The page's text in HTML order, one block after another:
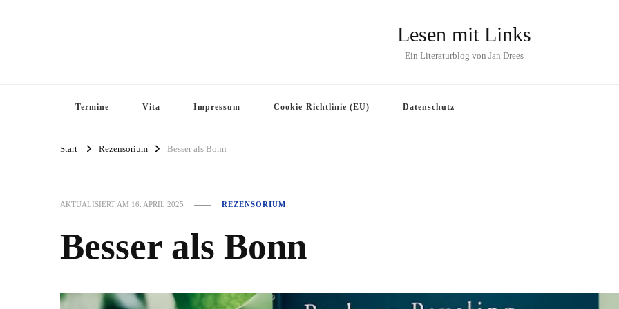
Lesen mit Links
Ein Literaturblog von Jan Drees
Termine Vita Impressum Cookie-Richtlinie (EU) Datenschutz
Start Rezensorium Besser als Bonn
AKTUALISIERT AM 16. APRIL 2025 REZENSORIUM
Besser als Bonn